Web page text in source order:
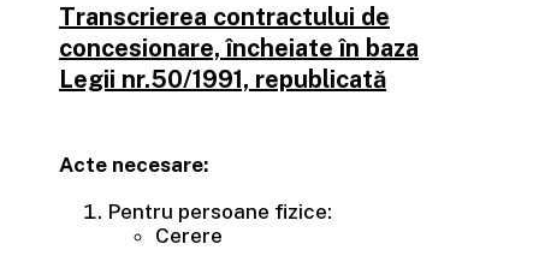
Transcrierea contractului de
concesionare, încheiate în baza
Legii nr.50/1991, republicată
Acte necesare:
Pentru persoane fizice:
Cerere